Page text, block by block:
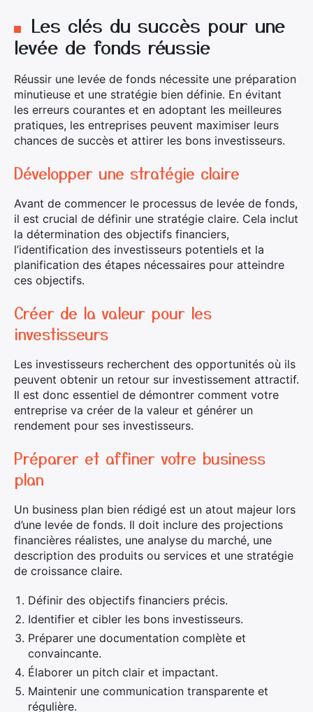
Les clés du succès pour une
levée de fonds réussie
Réussir une levée de fonds nécessite une préparation
minutieuse et une stratégie bien définie. En évitant
les erreurs courantes et en adoptant les meilleures
pratiques, les entreprises peuvent maximiser leurs
chances de succès et attirer les bons investisseurs.
Développer une stratégie claire
Avant de commencer le processus de levée de fonds,
il est crucial de définir une stratégie claire. Cela inclut
la détermination des objectifs financiers,
l’identification des investisseurs potentiels et la
planification des étapes nécessaires pour atteindre
ces objectifs.
Créer de la valeur pour les
investisseurs
Les investisseurs recherchent des opportunités où ils
peuvent obtenir un retour sur investissement attractif.
Il est donc essentiel de démontrer comment votre
entreprise va créer de la valeur et générer un
rendement pour ses investisseurs.
Préparer et affiner votre business
plan
Un business plan bien rédigé est un atout majeur lors
d’une levée de fonds. Il doit inclure des projections
financières réalistes, une analyse du marché, une
description des produits ou services et une stratégie
de croissance claire.
Définir des objectifs financiers précis.
Identifier et cibler les bons investisseurs.
Préparer une documentation complète et
convaincante.
Élaborer un pitch clair et impactant.
Maintenir une communication transparente et
régulière.